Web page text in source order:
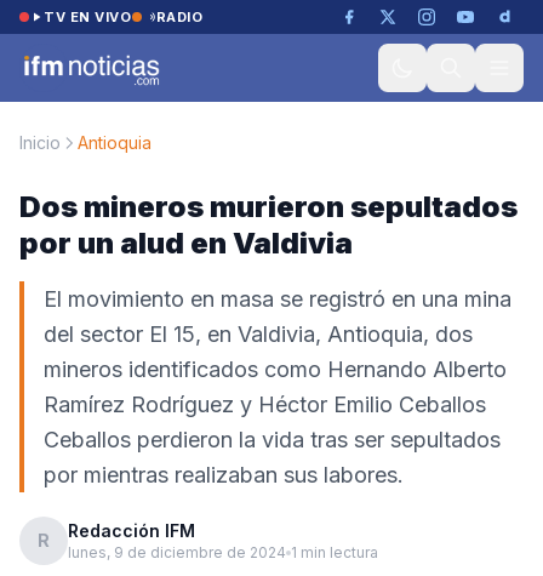
Saltar al contenido
TV EN VIVO RADIO
Inicio Antioquia
Dos mineros murieron sepultados
por un alud en Valdivia
El movimiento en masa se registró en una mina
del sector El 15, en Valdivia, Antioquia, dos
mineros identificados como Hernando Alberto
Ramírez Rodríguez y Héctor Emilio Ceballos
Ceballos perdieron la vida tras ser sepultados
por mientras realizaban sus labores.
R Redacción IFM
lunes, 9 de diciembre de 2024 1 min lectura